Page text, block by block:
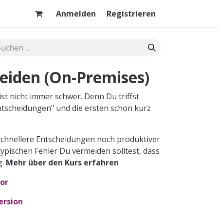
Anmelden Registrieren
(On-Premises)
nicht immer schwer. Denn Du triffst
und die ersten schon kurz
Entscheidungen noch produktiver
Fehler Du vermeiden solltest, dass
Mehr über den Kurs erfahren